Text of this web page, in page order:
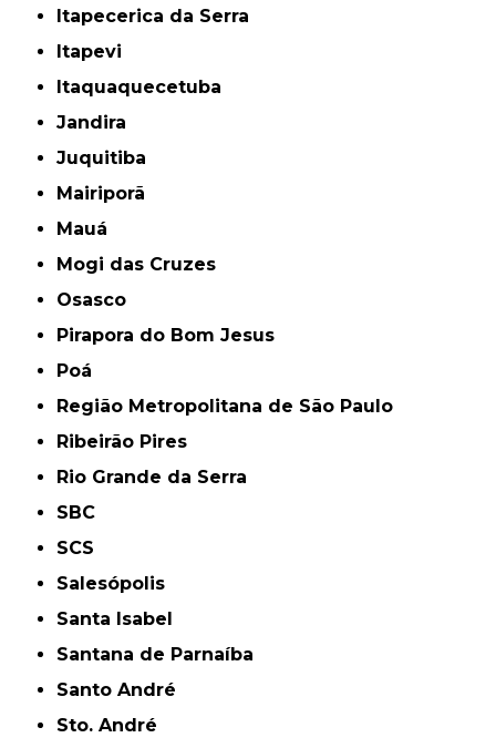
Itapecerica da Serra
Itapevi
Itaquaquecetuba
Jandira
Juquitiba
Mairiporã
Mauá
Mogi das Cruzes
Osasco
Pirapora do Bom Jesus
Poá
Região Metropolitana de São Paulo
Ribeirão Pires
Rio Grande da Serra
SBC
SCS
Salesópolis
Santa Isabel
Santana de Parnaíba
Santo André
Sto. André